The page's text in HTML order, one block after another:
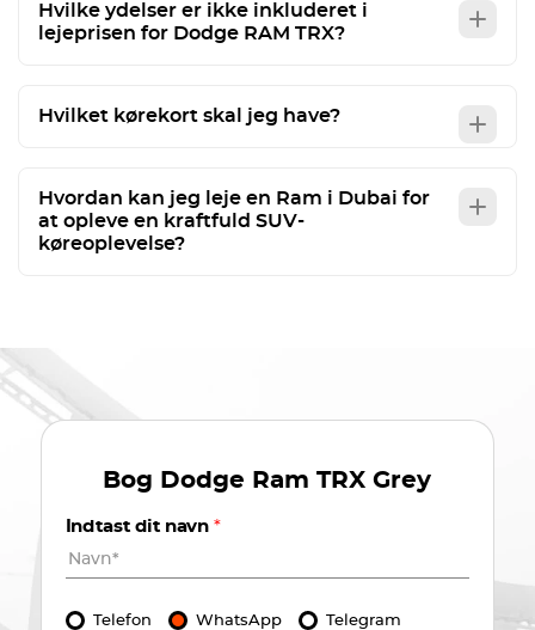
Hvilke ydelser er ikke inkluderet i
lejeprisen for Dodge RAM TRX?
Hvilket kørekort skal jeg have?
Hvordan kan jeg leje en Ram i Dubai for
at opleve en kraftfuld SUV-
køreoplevelse?
Bog Dodge Ram TRX Grey
Indtast dit navn *
Telefon WhatsApp Telegram